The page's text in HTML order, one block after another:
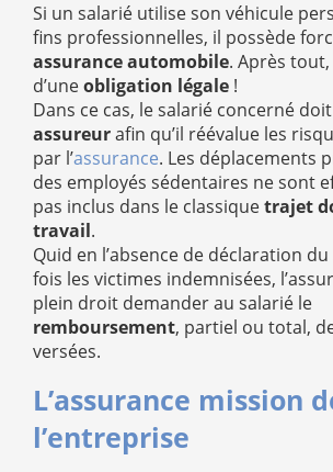
Si un salarié utilise son véhicule
fins professionnelles, il possède
assurance automobile. Après tout,
d’uneobligation légale !
Dans ce cas, le salarié concerné doit
assureurafin qu’il réévalue les
par l’assurance. Les déplacements
des employés sédentaires ne sont
pas inclus dans le classiquetrajet
travail.
Quid en l’absence de déclaration
fois les victimes indemnisées,
plein droit demander au salarié le
remboursement, partiel ou total,
versées.
L’assurance mission
l’entreprise